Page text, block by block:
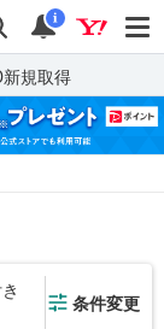
検索 通知
i
新規取得
条件変更